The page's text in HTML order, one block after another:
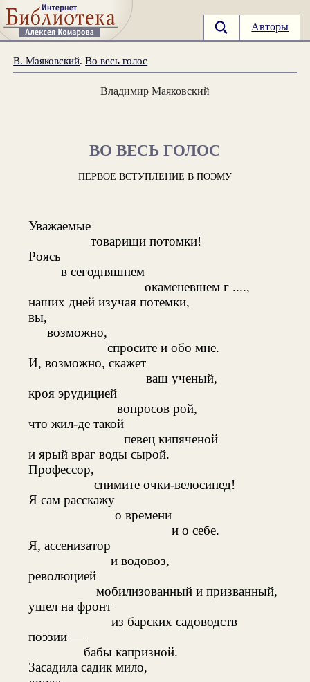
Авторы
В. Маяковский.Во весь голос
Владимир Маяковский
ВО ВЕСЬ ГОЛОС
ПЕРВОЕ ВСТУПЛЕНИЕ В ПОЭМУ
Уважаемые
товарищи потомки!
Роясь
в сегодняшнем
окаменевшем г ....,
наших дней изучая потемки,
вы,
возможно,
спросите и обо мне.
И, возможно, скажет
ваш ученый,
кроя эрудицией
вопросов рой,
что жил-де такой
певец кипяченой
и ярый враг воды сырой.
Профессор,
снимите очки-велосипед!
Я сам расскажу
о времени
и о себе.
Я, ассенизатор
и водовоз,
революцией
мобилизованный и призванный,
ушел на фронт
из барских садоводств
поэзии —
бабы капризной.
Засадила садик мило,